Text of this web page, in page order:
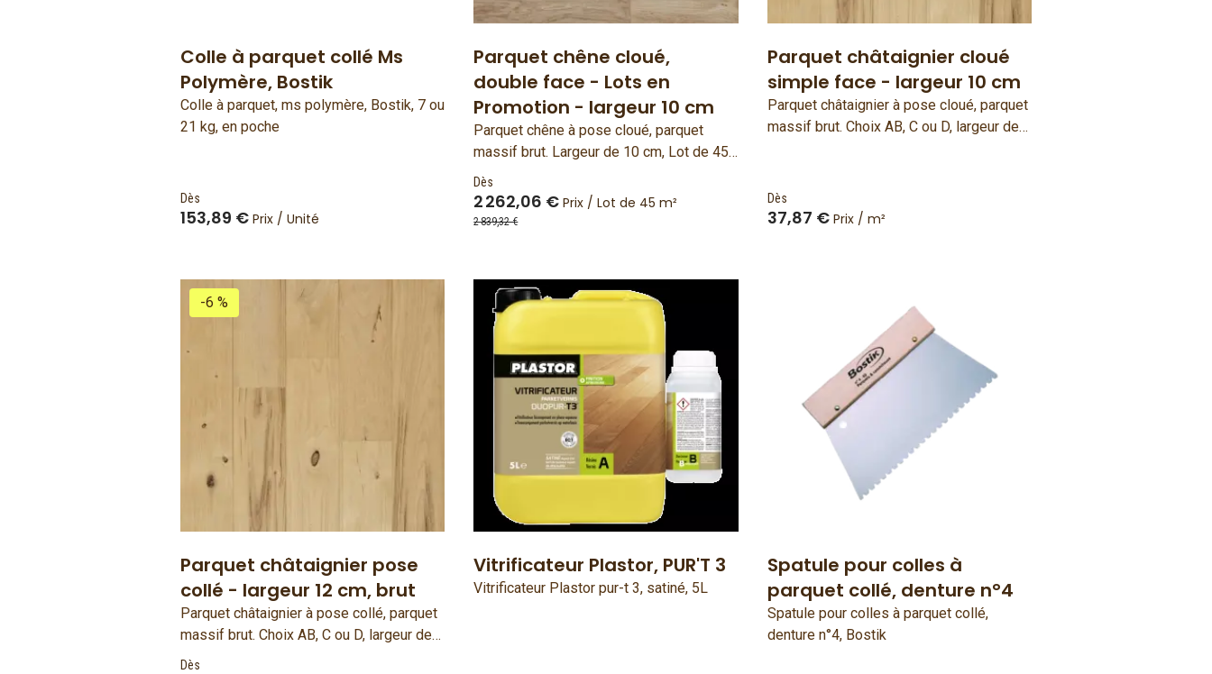
Colle à parquet collé Ms
Polymère, Bostik
Colle à parquet, ms polymère, Bostik, 7 ou
21 kg, en poche
Dès
153,89 € Prix / Unité
Parquet chêne cloué,
double face - Lots en
Promotion - largeur 10 cm
Parquet chêne à pose cloué, parquet
massif brut. Largeur de 10 cm, Lot de 45
m². Double face. Bois français et fabriqué
en France. Bois français et fabriqué en
France.
Dès
2 262,06 €Prix / Lot de 45 m²
2 839,32 €
Parquet châtaignier cloué
simple face - largeur 10 cm
Parquet châtaignier à pose cloué, parquet
massif brut. Choix AB, C ou D, largeur de
Dès
37,87 € Prix / m²
-6 %
Parquet châtaignier pose
collé - largeur 12 cm, brut
Parquet châtaignier à pose collé, parquet
massif brut. Choix AB, C ou D, largeur de
12 cm. Bois français et fabriqué en
Dès
Vitrificateur Plastor, PUR'T 3
Vitrificateur Plastor pur-t 3, satiné, 5L
Spatule pour colles à
parquet collé, denture n°4
Spatule pour colles à parquet collé,
denture n°4, Bostik